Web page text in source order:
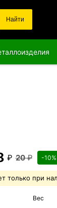
Найти
₽ 20₽ -10%
только при
Вес